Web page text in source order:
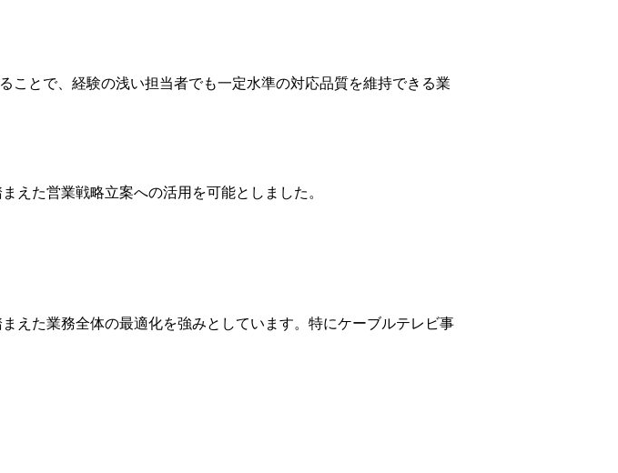
ことで、経験の浅い担当者でも一定水準の対応品質を維持できる業
えた営業戦略立案への活用を可能としました。
えた業務全体の最適化を強みとしています。特にケーブルテレビ事